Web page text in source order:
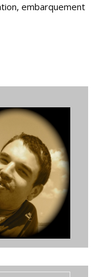
embarquement